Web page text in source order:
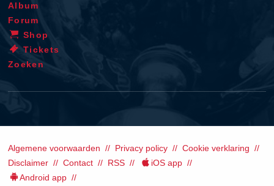
Album
Forum
Shop
Tickets
Zoeken
Algemene voorwaarden Privacy policy
Cookie verklaring
Disclaimer
Contact RSS
iOS app
Android app